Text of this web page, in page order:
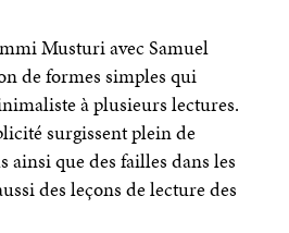
Mus­turi avec Samuel
de formes simples qui
à plu­sieurs lec­tures.
sur­gissent plein de
ainsi que des failles dans les
des leçons de lec­ture des